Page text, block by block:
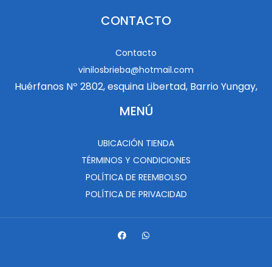
CONTACTO
Contacto
vinilosbrieba@hotmail.com
Huérfanos Nº 2802, esquina Libertad, Barrio Yungay,
MENÚ
UBICACIÓN TIENDA
TÉRMINOS Y CONDICIONES
POLÍTICA DE REEMBOLSO
POLÍTICA DE PRIVACIDAD